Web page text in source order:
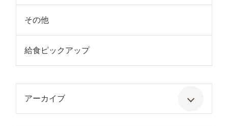
その他
給食ピックアップ
アーカイブ